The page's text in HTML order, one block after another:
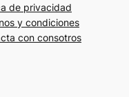
de privacidad
y condiciones
con consotros